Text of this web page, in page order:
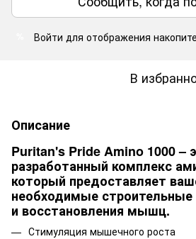
Войти для отображения
В
Описание
Puritan's Pride Amino 1000 –
разработанный комплекс
который предоставляет
необходимые
и восстановления мышц.
Стимуляция мышечного роста